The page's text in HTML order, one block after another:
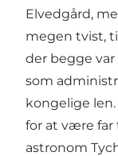
Elvedgård,
megen tvist,
der begge
som
kongelige
for at være far
astronom